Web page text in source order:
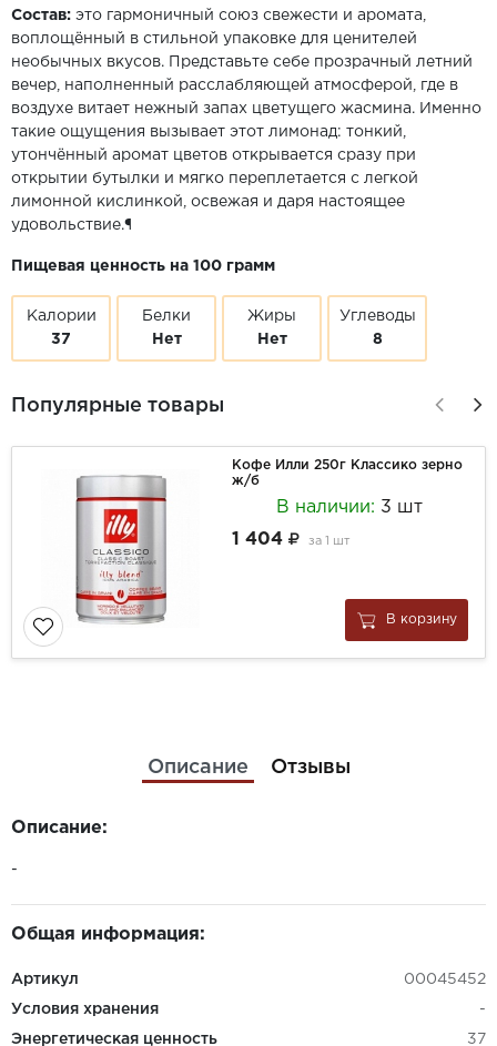
Состав: это гармоничный союз свежести и аромата,
воплощённый в стильной упаковке для ценителей
необычных вкусов. Представьте себе прозрачный летний
вечер, наполненный расслабляющей атмосферой, где в
воздухе витает нежный запах цветущего жасмина. Именно
такие ощущения вызывает этот лимонад: тонкий,
утончённый аромат цветов открывается сразу при
открытии бутылки и мягко переплетается с легкой
лимонной кислинкой, освежая и даря настоящее
удовольствие.¶
Пищевая ценность на 100 грамм
Калории
37
Белки
Нет
Жиры
Нет
Углеводы
8
Популярные товары
Кофе Илли 250г Классико зерно
ж/б
В наличии: 3 шт
1 404
за 1 шт
В корзину
Описание Отзывы
Описание:
-
Общая информация:
Артикул 00045452
Условия хранения -
Энергетическая ценность 37